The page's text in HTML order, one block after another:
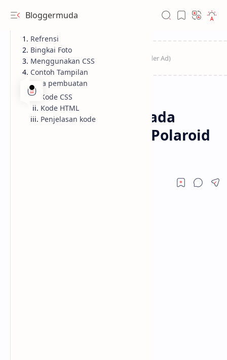
Bloggermuda
Blogger
Membuat bingkai pada
gambar di blogger (Polaroid
Refrensi
Bingkai Foto
Menggunakan CSS
Contoh Tampilan
Cara pembuatan
Kode CSS
Kode HTML
Penjelasan kode